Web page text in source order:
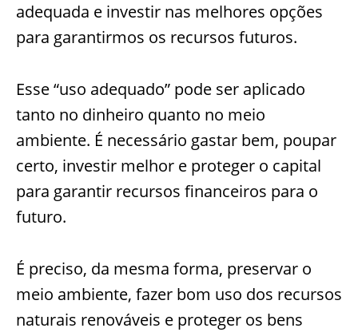
adequada e investir nas melhores opções
para garantirmos os recursos futuros.
Esse “uso adequado” pode ser aplicado
tanto no dinheiro quanto no meio
ambiente. É necessário gastar bem, poupar
certo, investir melhor e proteger o capital
para garantir recursos financeiros para o
futuro.
É preciso, da mesma forma, preservar o
meio ambiente, fazer bom uso dos recursos
naturais renováveis e proteger os bens